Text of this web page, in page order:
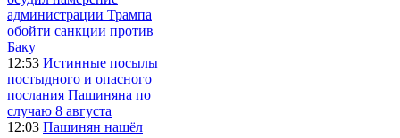
администрации Трампа
обойти санкции против
Баку
12:53 Истинные посылы
постыдного и опасного
послания Пашиняна по
случаю 8 августа
12:03 Пашинян нашёл